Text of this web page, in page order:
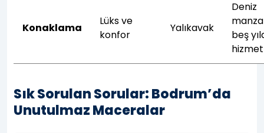
Konaklama
Lüks ve
konfor
Yalıkavak
Deniz
beş
hizmet
Sık Sorulan Sorular: Bodrum’da
Unutulmaz Maceralar